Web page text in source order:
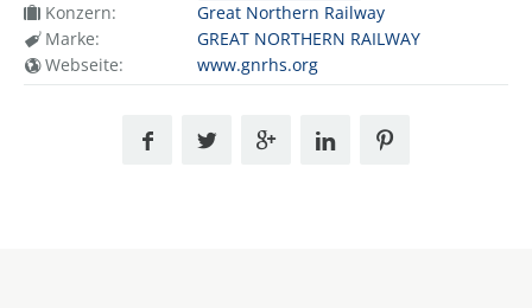
Konzern:
Great Northern Railway
Marke:
GREAT NORTHERN RAILWAY
Webseite:
www.gnrhs.org